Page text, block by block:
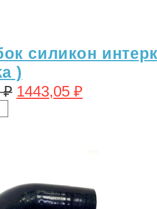
силикон
)
₽ 1443,05 ₽